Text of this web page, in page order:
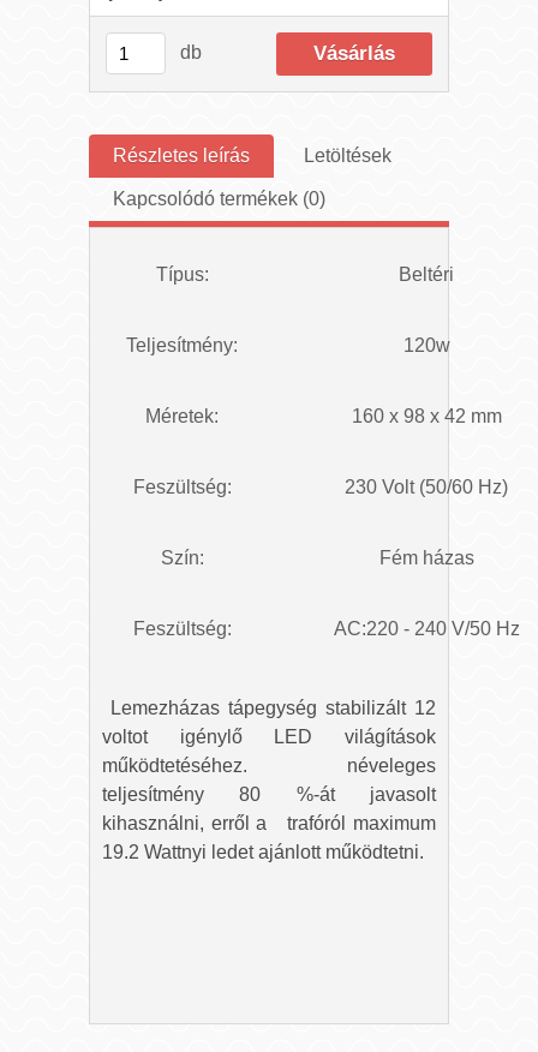
db
Részletes leírás Letöltések
Kapcsolódó termékek (0)
Típus: Beltéri
Teljesítmény: 120w
Méretek: 160 x 98 x 42 mm
Feszültség: 230 Volt (50/60 Hz)
Szín: Fém házas
Feszültség: AC:220 - 240 V/50 Hz
Lemezházas tápegység stabilizált 12
voltot igénylő LED világítások
működtetéséhez. néveleges
teljesítmény 80 %-át javasolt
kihasználni, erről a trafóról maximum
19.2 Wattnyi ledet ajánlott működtetni.